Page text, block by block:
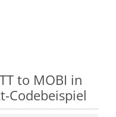
to MOBI in
Codebeispiel